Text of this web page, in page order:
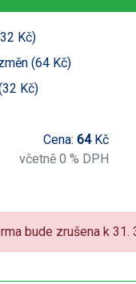
Kč)
(64 Kč)
Kč)
Cena: 64Kč
včetně 0 % DPH
bude zrušena k